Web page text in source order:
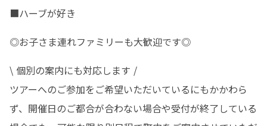
■ハーブが好き
◎お子さま連れファミリーも大歓迎です◎
\ 個別の案内にも対応します /
ツアーへのご参加をご希望いただいているにもかかわら
ず、開催日のご都合が合わない場合や受付が終了している